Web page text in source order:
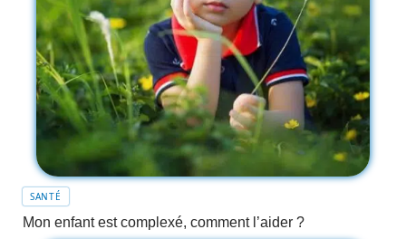
SANTÉ
Mon enfant est complexé, comment l’aider ?